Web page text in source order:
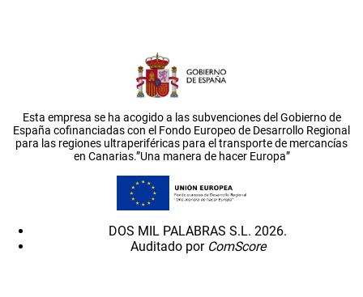
Esta empresa se ha acogido a las subvenciones del Gobierno de
España cofinanciadas con el Fondo Europeo de Desarrollo Regional
para las regiones ultraperiféricas para el transporte de mercancías
en Canarias.”Una manera de hacer Europa”
DOS MIL PALABRAS S.L. 2026.
Auditado por ComScore